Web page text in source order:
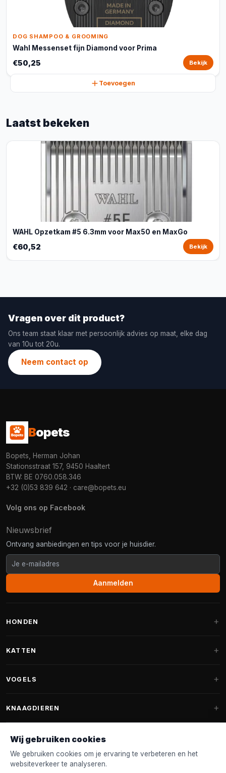
DOG SHAMPOO & GROOMING
Wahl Messenset fijn Diamond voor Prima
€50,25 Bekijk
Toevoegen
Laatst bekeken
WAHL Opzetkam #5 6.3mm voor Max50 en MaxGo
€60,52 Bekijk
Vragen over dit product?
Ons team staat klaar met persoonlijk advies op maat, elke dag
van 10u tot 20u.
Neem contact op
Bopets
Bopets, Herman Johan
Stationsstraat 157, 9450 Haaltert
BTW: BE 0760.058.346
+32 (0)53 839 642 · care@bopets.eu
Volg ons op Facebook
Nieuwsbrief
Ontvang aanbiedingen en tips voor je huisdier.
Aanmelden
HONDEN
Fantail hondenmanden
Hondenspeelgoed
Halsband & Lijn
KATTEN
Krabpalen voor Maine Coon
Kattenmanden
VOGELS
Vogelvoer binnenvogels
Voederhuisjes
Nestkastjes & Nesting
KNAAGDIEREN
Knaagdierenvoer
Accessoires
Wij gebruiken cookies
We gebruiken cookies om je ervaring te verbeteren en het
websiteverkeer te analyseren.